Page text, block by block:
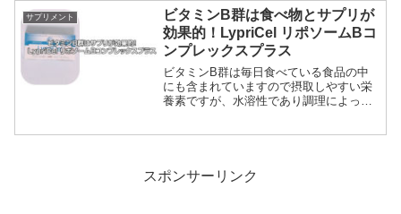
世界で活躍するボディービルダーや人気
の筋トレ...
サプリメント
ビタミンB群は食べ物とサプリが
効果的！LypriCel リポソームBコ
ンプレックスプラス
ビタミンB群は毎日食べている食品の中
にも含まれていますので摂取しやすい栄
養素ですが、水溶性であり調理によって
スポンサーリンク